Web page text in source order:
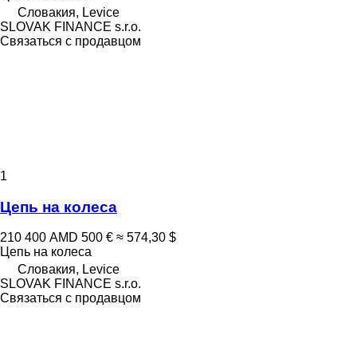
Словакия, Levice
SLOVAK FINANCE s.r.o.
Связаться с продавцом
1
Цепь на колеса
210 400 AMD 500 € ≈ 574,30 $
Цепь на колеса
Словакия, Levice
SLOVAK FINANCE s.r.o.
Связаться с продавцом